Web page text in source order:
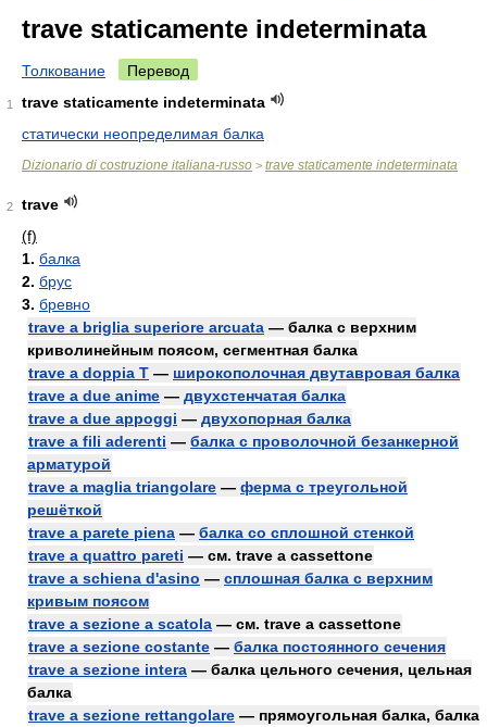
trave staticamente indeterminata
Толкование Перевод
1
trave staticamente indeterminata
статически неопределимая балка
Dizionario di costruzione italiana-russo > trave staticamente indeterminata
2
trave
(f)
1. балка
2. брус
3. бревно
trave a briglia superiore arcuata — балка с верхним
криволинейным поясом, сегментная балка
trave a doppia T — широкополочная двутавровая балка
trave a due anime — двухстенчатая балка
trave a due appoggi — двухопорная балка
trave a fili aderenti — балка с проволочной безанкерной
арматурой
trave a maglia triangolare — ферма с треугольной
решёткой
trave a parete piena — балка со сплошной стенкой
trave a quattro pareti — см. trave a cassettone
trave a schiena d'asino — сплошная балка с верхним
кривым поясом
trave a sezione a scatola — см. trave a cassettone
trave a sezione costante — балка постоянного сечения
trave a sezione intera — балка цельного сечения, цельная
балка
trave a sezione rettangolare — прямоугольная балка, балка